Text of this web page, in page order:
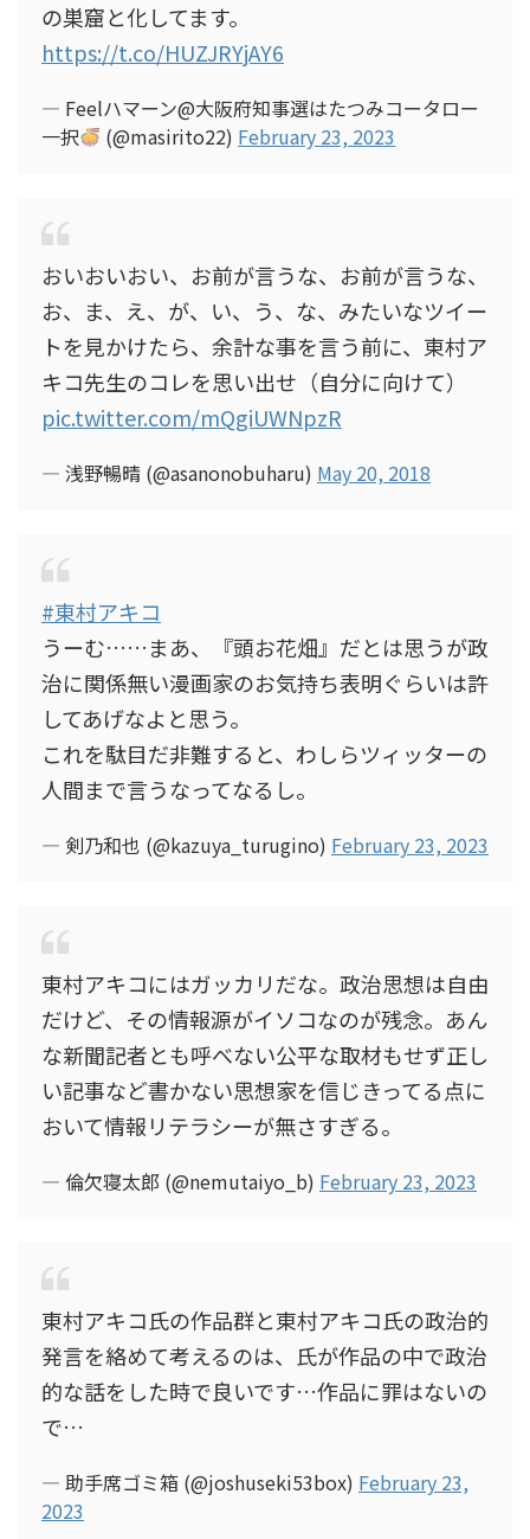
の巣窟と化してます。
https://t.co/HUZJRYjAY6
— Feelハマーン@大阪府知事選はたつみコータロー
一択
(@masirito22) February 23, 2023
おいおいおい、お前が言うな、お前が言うな、
お、ま、え、が、い、う、な、みたいなツイー
トを見かけたら、余計な事を言う前に、東村ア
キコ先生のコレを思い出せ（自分に向けて）
pic.twitter.com/mQgiUWNpzR
— 浅野暢晴 (@asanonobuharu) May 20, 2018
#東村アキコ
うーむ……まあ、『頭お花畑』だとは思うが政
治に関係無い漫画家のお気持ち表明ぐらいは許
してあげなよと思う。
これを駄目だ非難すると、わしらツィッターの
人間まで言うなってなるし。
— 剣乃和也 (@kazuya_turugino) February 23, 2023
東村アキコにはガッカリだな。政治思想は自由
だけど、その情報源がイソコなのが残念。あん
な新聞記者とも呼べない公平な取材もせず正し
い記事など書かない思想家を信じきってる点に
おいて情報リテラシーが無さすぎる。
— 倫欠寝太郎 (@nemutaiyo_b) February 23, 2023
東村アキコ氏の作品群と東村アキコ氏の政治的
発言を絡めて考えるのは、氏が作品の中で政治
的な話をした時で良いです…作品に罪はないの
で…
— 助手席ゴミ箱 (@joshuseki53box) February 23,
2023